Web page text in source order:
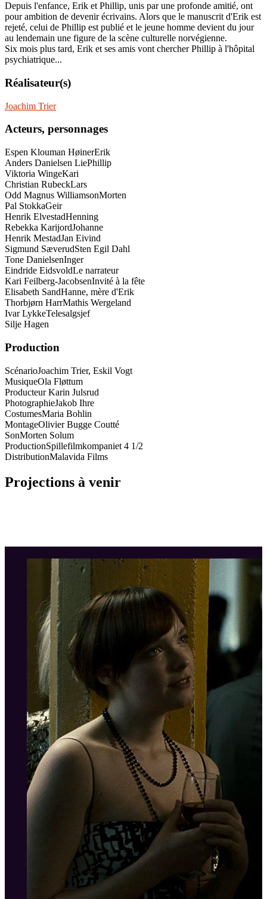
Depuis l'enfance, Erik et Phillip, unis par une profonde amitié, ont
pour ambition de devenir écrivains. Alors que le manuscrit d'Erik est
rejeté, celui de Phillip est publié et le jeune homme devient du jour
au lendemain une figure de la scène culturelle norvégienne.
Six mois plus tard, Erik et ses amis vont chercher Phillip à l'hôpital
psychiatrique...
Réalisateur(s)
Joachim Trier
Acteurs, personnages
Espen Klouman HøinerErik
Anders Danielsen LiePhillip
Viktoria WingeKari
Christian RubeckLars
Odd Magnus WilliamsonMorten
Pal StokkaGeir
Henrik ElvestadHenning
Rebekka KarijordJohanne
Henrik MestadJan Eivind
Sigmund SæverudSten Egil Dahl
Tone DanielsenInger
Eindride EidsvoldLe narrateur
Kari Feilberg-JacobsenInvité à la fête
Elisabeth SandHanne, mère d'Erik
Thorbjørn HarrMathis Wergeland
Ivar LykkeTelesalgsjef
Silje Hagen
Production
ScénarioJoachim Trier, Eskil Vogt
MusiqueOla Fløttum
ProducteurKarin Julsrud
PhotographieJakob Ihre
CostumesMaria Bohlin
MontageOlivier Bugge Coutté
SonMorten Solum
ProductionSpillefilmkompaniet 4 1/2
DistributionMalavida Films
Projections à venir